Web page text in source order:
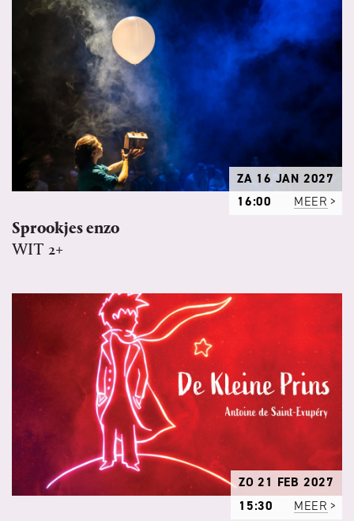
ZA 16 JAN 2027
16:00
MEER
Sprookjes enzo
WIT 2+
ZO 21 FEB 2027
15:30
MEER